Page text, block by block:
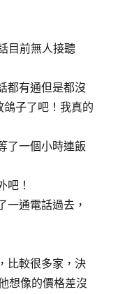
目前無人接聽
都有通但是都沒
子了吧！我真的
了一個小時連飯
吧！
一通電話過去，
，比較很多家，決
想像的價格差沒